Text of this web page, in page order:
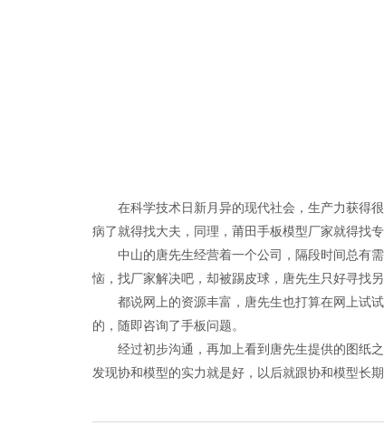
在科学技术日新月异的现代社会，生产力获得很
病了就得找大夫，同理，莆田手板模型厂家就得找专
中山的唐先生经营着一个公司，隔段时间总有需
恼，找厂家解决吧，却被踢皮球，唐先生只好寻找
都说网上的资源丰富，唐先生也打算在网上试试
的，随即咨询了手板问题。
经过初步沟通，再加上看到唐先生提供的图纸之
发现协和模型的实力就是好，以后就跟协和模型长期